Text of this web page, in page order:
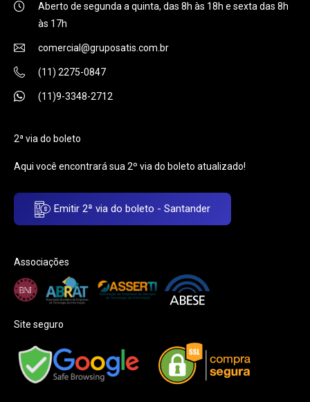
Aberto de segunda a quinta, das 8h às 18h e sexta das 8h
às 17h
comercial@gruposatis.com.br
(11) 2275-0847
(11)9-3348-2712
2ª via do boleto
Aqui você encontrará sua 2º via do boleto atualizado!
Emitir 2ª via do boleto - Santander
Associações
Site seguro